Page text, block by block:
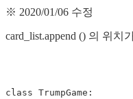
※ 2020/01/06 수정
card_list.append () 의 위
class TrumpGame: